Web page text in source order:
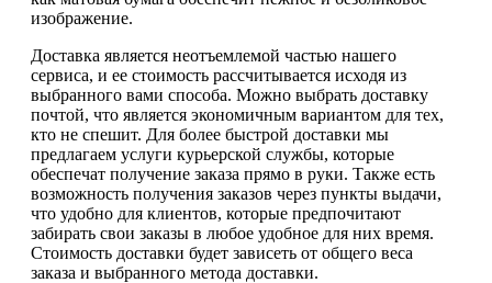
изображение.
Доставка является неотъемлемой частью нашего
сервиса, и ее стоимость рассчитывается исходя из
выбранного вами способа. Можно выбрать доставку
почтой, что является экономичным вариантом для тех,
кто не спешит. Для более быстрой доставки мы
предлагаем услуги курьерской службы, которые
обеспечат получение заказа прямо в руки. Также есть
возможность получения заказов через пункты выдачи,
что удобно для клиентов, которые предпочитают
забирать свои заказы в любое удобное для них время.
Стоимость доставки будет зависеть от общего веса
заказа и выбранного метода доставки.